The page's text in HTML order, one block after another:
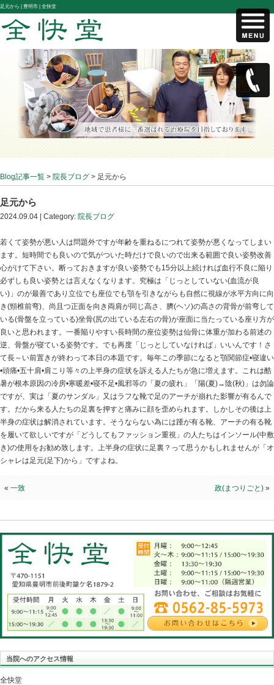
足元から |豊明市 | 全快堂
Blog記事一覧>院長ブログ> 足元から
足元から
2024.09.04 | Category:院長ブログ
若くて姿勢が悪い人は問題外ですが年齢を重ねるにつれ
ます。短時間でも良いので気がついた時だけで良いので
心がけて下さい。断っておきますが良い姿勢でも15分以
必ずしも良い姿勢とは言えなくなります。究極は「じっ
い)」のが最善であり立位でも座位でも顎を引きながら
き(頸椎前弯)、尚且つ正面を向き両肩が同じ高さ、臍(ヘ
いる(骨盤を立っている)坐骨(尻の出ている左右の骨)が
良いと思われます。一番陥りやすい長時間の座位姿勢は
て長～い前置きが終わって本日の本題です。毎年この季
•頭痛•五十肩•肩こり等々の上半身の症状を訴える人た
暑が根本原因の冷房•寒暖差•寝不足•風邪等の「夏の疲
ですが、実は「夏のサンダル」又はラフな靴で足のアー
す。だから来る人たちの足裏を押すと痛みに顔を歪めら
半身の症状は解消されています。そうならない為には踵
を履いて欲しいですが「どうしてもファッション重視」
き)の使用をお勧め致します。上半身の症状に足裏？っ
シャレは足元(足下)から」ですよね。